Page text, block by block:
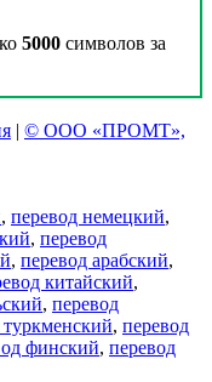
5000 символов за
| © ООО «ПРОМТ»,
, перевод немецкий,
, перевод
, перевод арабский,
китайский,
, перевод
туркменский, перевод
финский, перевод